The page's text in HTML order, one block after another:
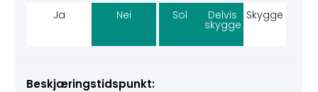
Ja Nei Sol Delvis
skygge
Skygge
Beskjæringstidspunkt: